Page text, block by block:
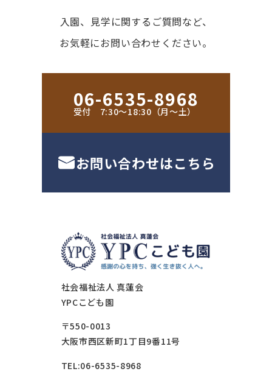
入園、見学に関するご質問など、
お気軽にお問い合わせください。
06-6535-8968
受付 7:30〜18:30（月〜土）
お問い合わせはこちら
社会福祉法人 真蓮会
YPCこども園
〒550-0013
大阪市西区新町1丁目9番11号
TEL:06-6535-8968